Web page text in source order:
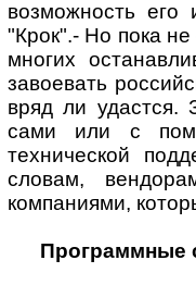
возможность его
"Крок".- Но пока
многих
завоевать
вряд ли
сами или с
технической
словам,
компаниями,
Программные